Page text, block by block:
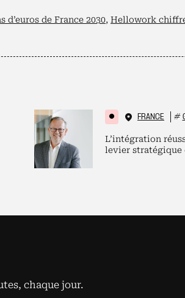
de France 2030, Hellowork
FRANCE #
L’intégration
levier stratégique
chaque jour.